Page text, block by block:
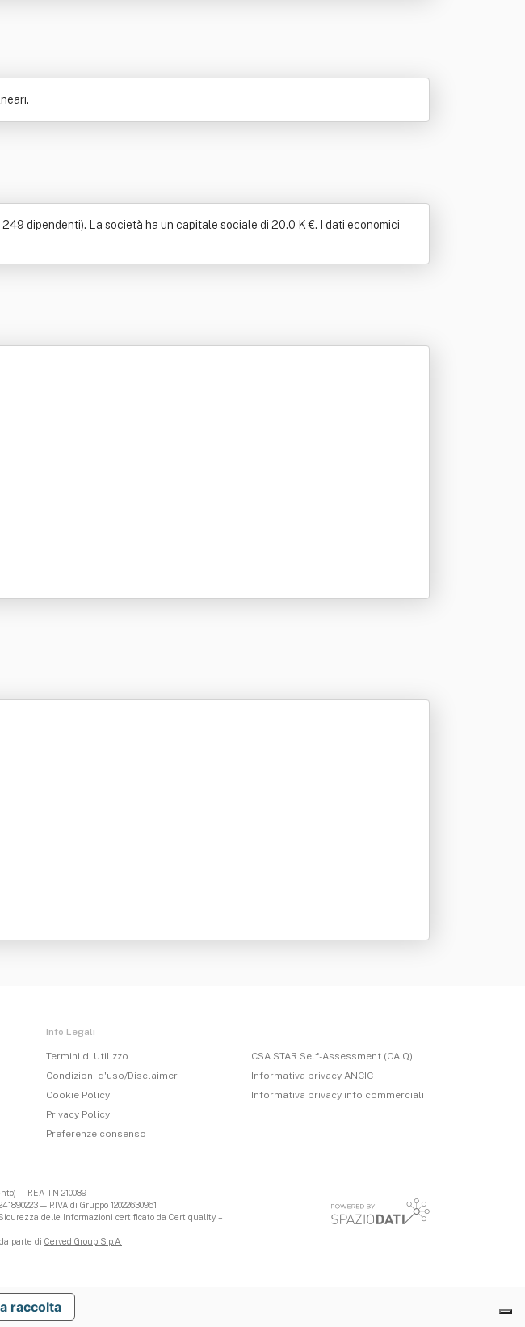
dipendenti). La società ha un capitale sociale di 20.0 K €. I dati economici
Info Legali
Termini di Utilizzo
Condizioni d'uso/Disclaimer
Cookie Policy
Privacy Policy
Preferenze consenso
CSA STAR Self-Assessment (CAIQ)
Informativa privacy ANCIC
Informativa privacy info commerciali
— REA TN 210089
— P.IVA di Gruppo 12022630961
delle Informazioni certificato da Certiquality –
parte di Cerved Group S.p.A.
raccolta